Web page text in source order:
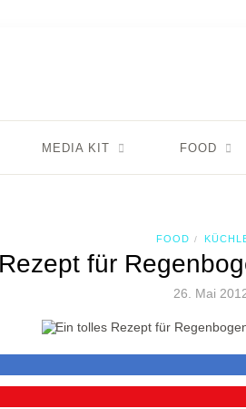
MEDIA KIT FOOD
FOOD /
für
26. Mai